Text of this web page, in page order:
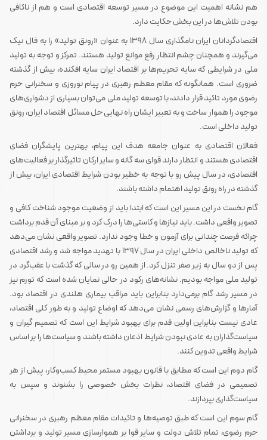
هم نشانه اهمیت این موضوع در مسیر توسعه اقتصادی است و هم از ناکافی
بودن تلاش‌ها در این بخش حکایت دارد.
اقتصادگردانان ایران نامگذاری سال 1398 به عنوان «رونق تولید» را به فال نیک
می‌گیرند و همچنان چشم انتظار رفع موانع تولید هستند. تمرکز و توجه به تولید
ملی در شرایطی که سایه تحریم‌ها بر اقتصاد ایران سایه افکنده، بیش از گذشته
ضروری است. همانگونه که مقام معظم رهبری در پیام نوروزی و سخنرانی حرم
رضوی مورد تاکید قرار دادند، با توسعه تولید ملی می‌توان بسیاری از دشواری‌های
موجود را هموار ساخت و به تعبیر ایشان راه نهایی حل مسائل اقتصاد ایران، رونق
تولید داخلی است.
فعالان اقتصادی به عنوان جامعه هدف این پیام، بهترین پایشگران فضای
اقتصادی هستند و انتظار دارند قوای سه گانه و سایر ارکان تاثیرگذار بر فعالیت‌های
اقتصادی، در سال پیش رو با توجه به خطیر بودن شرایط اقتصادی ایران، بیش از
گذشته در راه رونق تولید اهتمام داشته باشند.
گام نخست در این مسیر این است که ابتدا باید از وضعیت موجود شناخت کافی و
تصویر واقعی داشت. باید نیازها و کاستی‌ها را درک کرد و بر مبنای آن قدم برداشت
چراکه فرصت چندانی برای آزمون و خطا وجود ندارد. تصویر واقعی نشان می‌دهد
که تولید ناخالص داخلی ایران در سال ۱۳۹۷ با تهدید مواجه شد و رشد اقتصادی
پس از دو سال به زیر صفر تنزل کرد. از همین رو در سالی که گذشت با عقب‌گرد در
تولید ملی مواجه بودیم. نشانه‌های رکود در حالی نمایان شده است که تورم نیز
در مسیر رشد گام برمی‌دارد بنابراین باید مراقب بیماری هلندی در اقتصاد بود.
آمارها و گزارش‌های رسمی نشان می‌دهد که اوضاع تولید و به طور کلی اقتصاد،
عادی نیست بنابراین اولین قدم برای بهبود شرایط این است که تصمیم گیران و
سیاست‌گذاران به عادی نبودن شرایط اذعان داشته باشند و سیاست‌ها را بر اساس
شرایط واقعی تدوین کنند.
گام دوم این است که مطابق با قانون بهبود مستمر محیط کسب‌وکار، پیش از هر
تصمیمی در فضای اقتصاد، نظرات بخش خصوصی را بشنوند و سپس به
سیاست‌گذاری بپردازند.
گام سوم این است که طبق توصیه‌ها و تاکیدات مقام معظم رهبری در سخنرانی
حرم رضوی، تمام تلاش دولت و سایر قوا بر هموارسازی مسیر تولید و برداشتن